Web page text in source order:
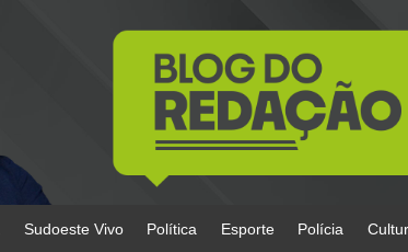
Sudoeste Vivo Política Esporte Polícia